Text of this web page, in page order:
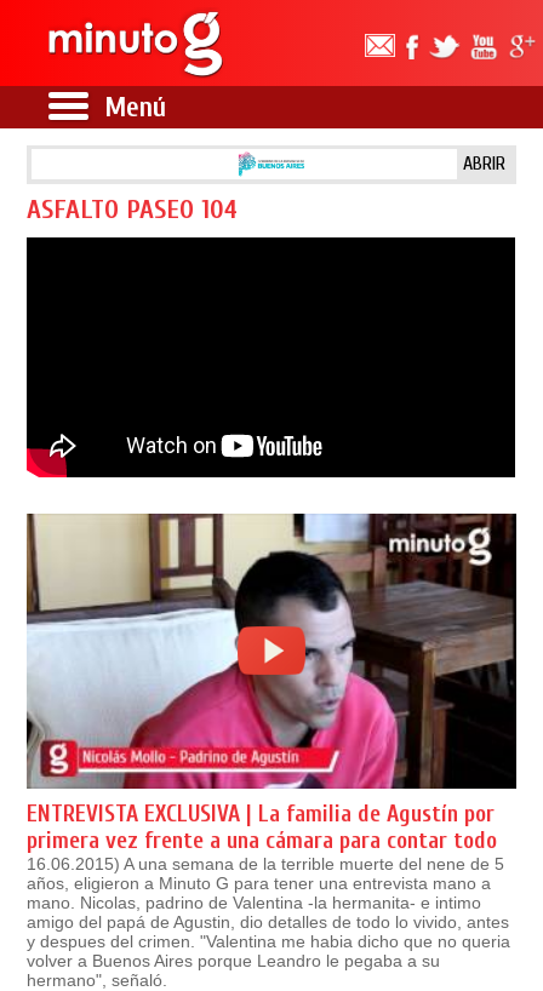
Menú
ABRIR
ASFALTO PASEO 104
ENTREVISTA EXCLUSIVA | La familia de Agustín por
primera vez frente a una cámara para contar todo
16.06.2015) A una semana de la terrible muerte del nene de 5
años, eligieron a Minuto G para tener una entrevista mano a
mano. Nicolas, padrino de Valentina -la hermanita- e intimo
amigo del papá de Agustin, dio detalles de todo lo vivido, antes
y despues del crimen. "Valentina me habia dicho que no queria
volver a Buenos Aires porque Leandro le pegaba a su
hermano", señaló.